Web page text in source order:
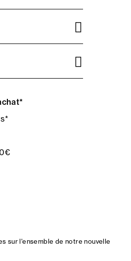
sur l'ensemble de notre nouvelle